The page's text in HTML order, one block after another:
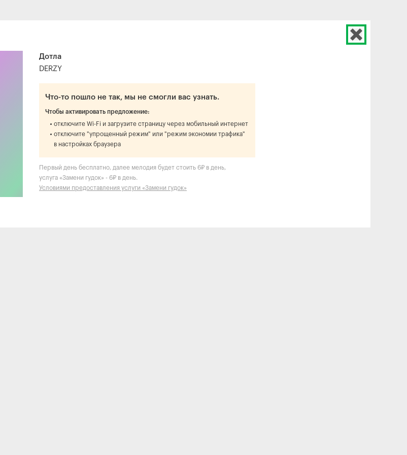
Дотла
DERZY
Что-то пошло не так, мы не смогли вас узнать.
Чтобы активировать предложение:
отключите Wi-Fi и загрузите страницу через мобильный интернет
отключите "упрощенный режим" или "режим экономии трафика"
в настройках браузера
Первый день бесплатно, далее мелодия будет стоить 6₽ в день,
услуга «Замени гудок» - 6₽ в день.
Условиями предоставления услуги «Замени гудок»